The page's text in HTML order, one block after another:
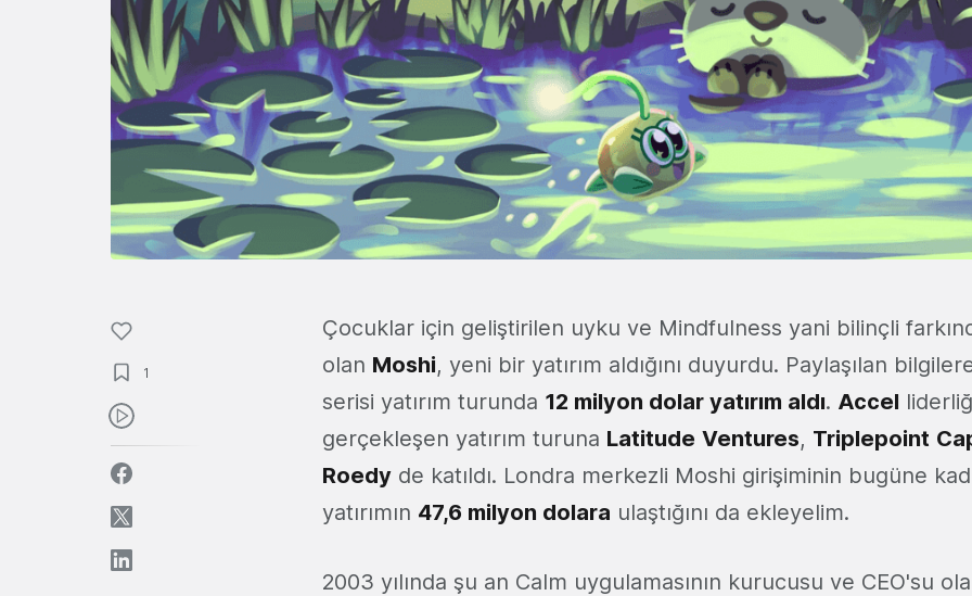
1
Çocuklar için geliştirilen uyku ve Mindfulness yani bilinçli
olan Moshi, yeni bir yatırım aldığını duyurdu. Paylaşılan
serisi yatırım turunda 12 milyon dolar yatırım aldı. Accel
gerçekleşen yatırım turuna Latitude Ventures, Triplepoint
Roedy de katıldı. Londra merkezli Moshi girişiminin bugüne
yatırımın 47,6 milyon dolara ulaştığını da ekleyelim.
2003 yılında şu an Calm uygulamasının kurucusu ve CEO'su